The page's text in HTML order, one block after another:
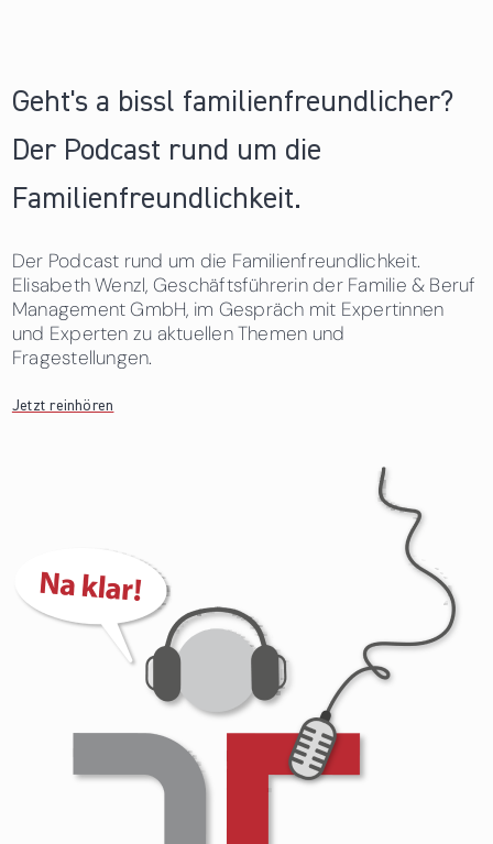
Geht's a bissl familienfreundlicher?
Der Podcast rund um die
Familienfreundlichkeit.
Der Podcast rund um die Familienfreundlichkeit.
Elisabeth Wenzl, Geschäftsführerin der Familie & Beruf
Management GmbH, im Gespräch mit Expertinnen
und Experten zu aktuellen Themen und
Fragestellungen.
Jetzt reinhören